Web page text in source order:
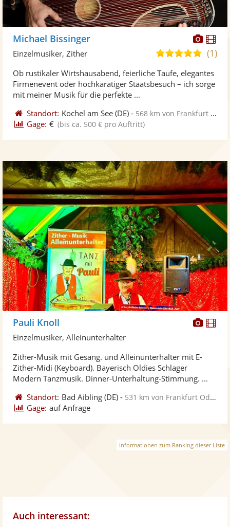
Fotos
Michael Bissinger
5,0
5
Sternen
(1)
Einzelmusiker, Zither
Ob rustikaler Wirtshausabend, feierliche Taufe, elegantes
Firmenevent oder hochkarätiger Staatsbesuch – ich sorge
mit meiner Musik für die perfekte ...
Standort: Kochel am See (DE) - 568 km von Frankfurt Oder
Gage: € (bis ca. 500 € pro Auftritt)
Pauli Knoll
Einzelmusiker, Alleinunterhalter
Zither-Musik mit Gesang. und Alleinunterhalter mit E-
Zither-Midi (Keyboard). Bayerisch Oldies Schlager
Modern Tanzmusik. Dinner-Unterhaltung-Stimmung. ...
Standort: Bad Aibling (DE) - 531 km von Frankfurt Oder
Gage: auf Anfrage
Informationen zum Ranking dieser Liste
Auch interessant: